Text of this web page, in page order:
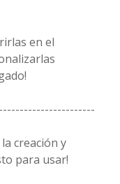
en el
creación y
para usar!